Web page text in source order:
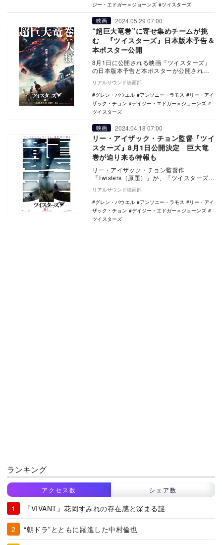
ジー・エドガー＝ジョーンズ
ツイスターズ
映画 2024.05.29 07:00
“超巨大竜巻”に寄せ集めチームが挑
む 『ツイスターズ』日本版本予告＆
本ポスター公開
8月1日に公開される映画『ツイスターズ』
の日本版本予告と本ポスターが公開され
た。 本作は、第93回アカデミー賞で6部
門にノミ…
リアルサウンド映画部
グレン・パウエル
アンソニー・ラモス
リー・アイ
ザック・チョン
デイジー・エドガー＝ジョーンズ
ツイスターズ
映画 2024.04.18 07:00
リー・アイザック・チョン監督『ツイ
スターズ』8月1日公開決定 巨大竜
巻が迫り来る特報も
リー・アイザック・チョン監督作
『Twisters（原題）』が、『ツイスターズ』
の邦題で8月1日に日本公開されることが決
定。あわせ…
リアルサウンド映画部
グレン・パウエル
アンソニー・ラモス
リー・アイ
ザック・チョン
デイジー・エドガー＝ジョーンズ
ツイスターズ
ランキング
アクセス数 シェア数
『VIVANT』花岡すみれの存在感と深まる謎
“朝ドラ”とともに躍進した中村倫也